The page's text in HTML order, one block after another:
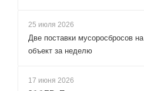
25 июля 2026
Две поставки мусоросбросов на
объект за неделю
17 июня 2026